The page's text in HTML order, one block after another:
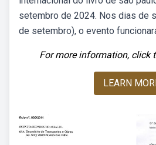
setembro de 2024. Nos dias de
de setembro), o evento
For more information, click
LEARN